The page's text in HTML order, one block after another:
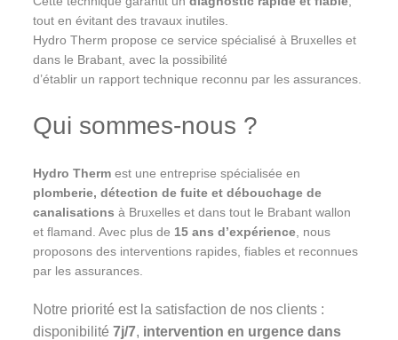
tout en évitant des travaux inutiles.
Hydro Therm propose ce service spécialisé à Bruxelles et
dans le Brabant, avec la possibilité
d’établir un rapport technique reconnu par les assurances.
Qui sommes-nous ?
Hydro Therm est une entreprise spécialisée en
plomberie, détection de fuite et débouchage de
canalisationsà Bruxelles et dans tout le Brabant wallon
et flamand. Avec plus de 15 ans d’expérience , nous
proposons des interventions rapides, fiables et reconnues
par les assurances.
Notre priorité est la satisfaction de nos clients :
disponibilité7j/7, intervention en urgence dans